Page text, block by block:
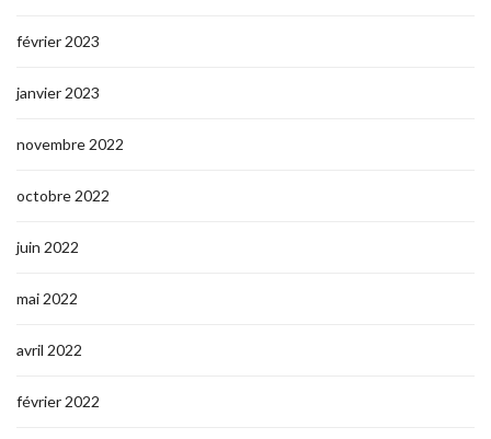
février 2023
janvier 2023
novembre 2022
octobre 2022
juin 2022
mai 2022
avril 2022
février 2022